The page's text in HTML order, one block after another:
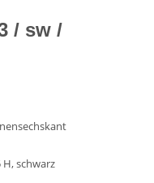
/ sw /
schwarz